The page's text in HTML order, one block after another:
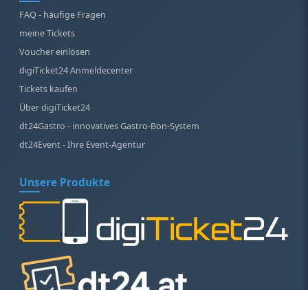
FAQ - häufige Fragen
meine Tickets
Voucher einlösen
digiTicket24 Anmeldecenter
Tickets kaufen
Über digiTicket24
dt24Gastro - innovatives Gastro-Bon-System
dt24Event - Ihre Event-Agentur
Unsere Produkte